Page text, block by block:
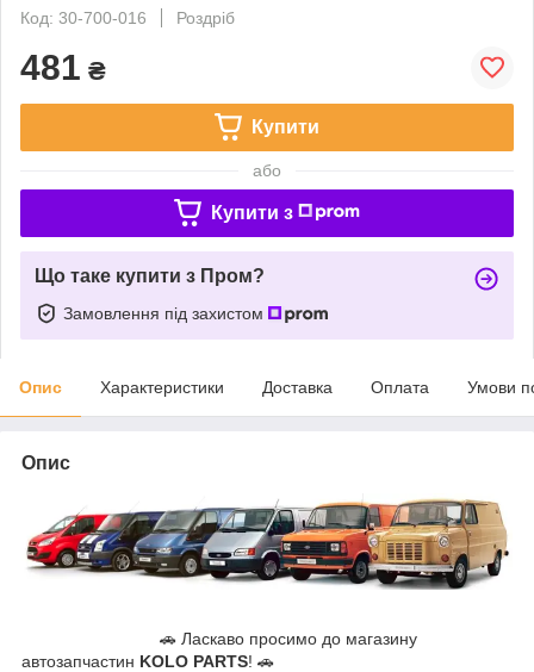
Код: 30-700-016
Роздріб
481 ₴
Купити
або
Купити з
Що таке купити з Пром?
Замовлення під захистом
Опис Характеристики Доставка Оплата Умови
Опис
🚗 Ласкаво просимо до магазину
автозапчастин KOLO PARTS! 🚗